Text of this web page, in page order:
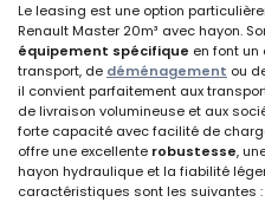
Le leasing est une option
Renault Master 20m³ avec hayon.
équipement spécifique en font un
transport, de déménagement ou
il convient parfaitement aux
de livraison volumineuse et aux
forte capacité avec facilité de
offre une excellente robustesse,
hayon hydraulique et la fiabilité
caractéristiques sont les suivantes :